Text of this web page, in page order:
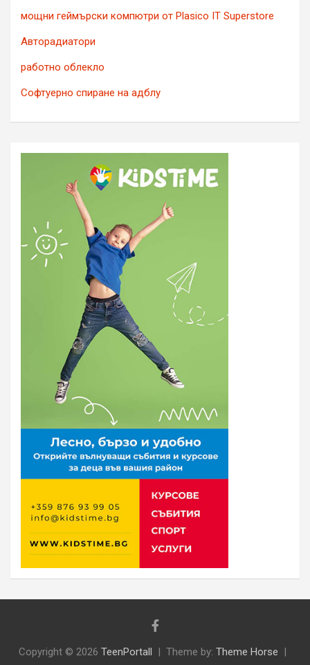
мощни геймърски компютри от Plasico IT Superstore
Авторадиатори
работно облекло
Софтуерно спиране на адблу
Copyright © 2026 TeenPortall Theme by: Theme Horse